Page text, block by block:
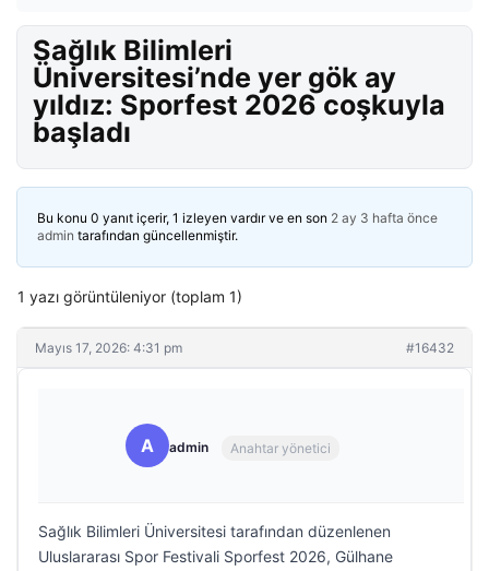
Sağlık Bilimleri
Üniversitesi’nde yer gök ay
yıldız: Sporfest 2026 coşkuyla
başladı
Bu konu 0 yanıt içerir, 1 izleyen vardır ve en son 2 ay 3 hafta önce
admin tarafından güncellenmiştir.
1 yazı görüntüleniyor (toplam 1)
Mayıs 17, 2026: 4:31 pm #16432
A admin Anahtar yönetici
Sağlık Bilimleri Üniversitesi tarafından düzenlenen
Uluslararası Spor Festivali Sporfest 2026, Gülhane